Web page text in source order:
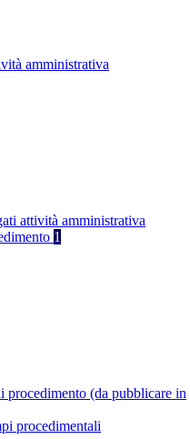
amministrativa
attività amministrativa
1
procedimento (da pubblicare in
procedimentali